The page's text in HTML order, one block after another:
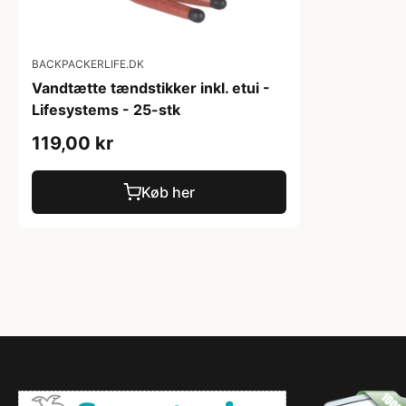
BACKPACKERLIFE.DK
Vandtætte tændstikker inkl. etui -
Lifesystems - 25-stk
119,00 kr
Køb her